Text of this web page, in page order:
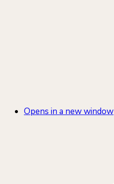
Opens in a new window